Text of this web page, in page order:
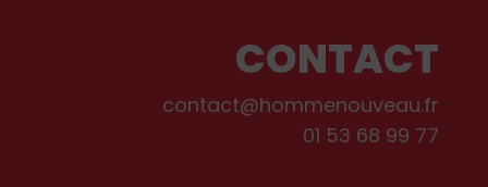
CONTACT
contact@hommenouveau.fr
01 53 68 99 77